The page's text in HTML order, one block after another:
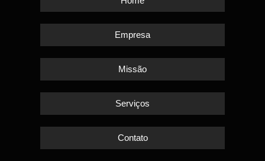
Empresa
Missão
Serviços
Contato